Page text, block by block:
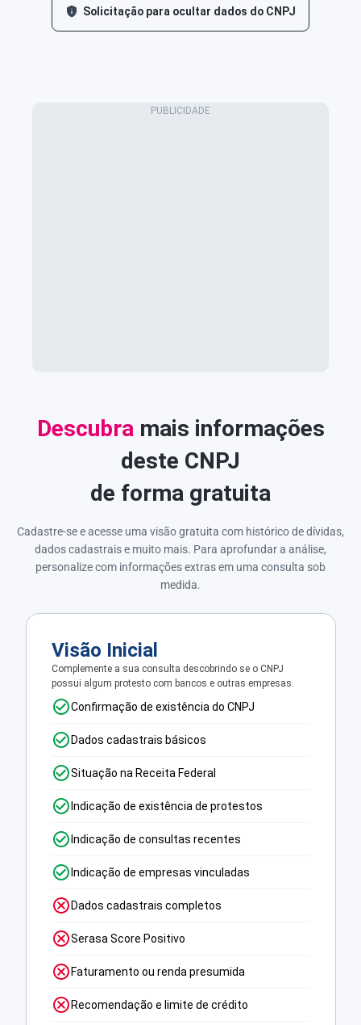
Solicitação para ocultar dados do CNPJ
Descubra mais informações
deste CNPJ
de forma gratuita
Cadastre-se e acesse uma visão gratuita com histórico de dívidas,
dados cadastrais e muito mais. Para aprofundar a análise,
personalize com informações extras em uma consulta sob
medida.
Visão Inicial
Complemente a sua consulta descobrindo se o CNPJ
possui algum protesto com bancos e outras empresas.
Confirmação de existência do CNPJ
Dados cadastrais básicos
Situação na Receita Federal
Indicação de existência de protestos
Indicação de consultas recentes
Indicação de empresas vinculadas
Dados cadastrais completos
Serasa Score Positivo
Faturamento ou renda presumida
Recomendação e limite de crédito